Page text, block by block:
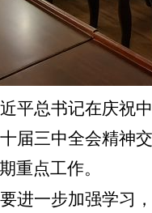
平总书记在庆祝
届三中全会精神
重点工作。
进一步加强学习